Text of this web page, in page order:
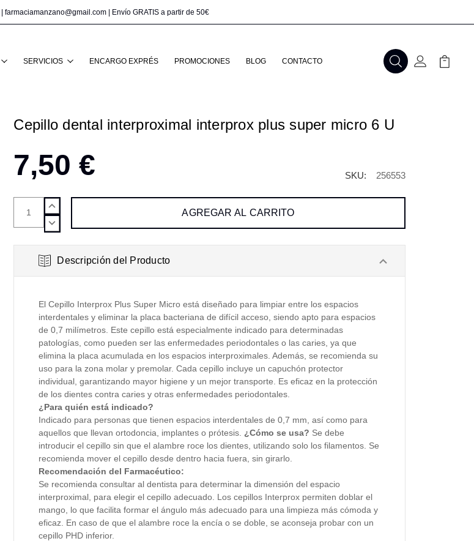
farmaciamanzano@gmail.com | Envío GRATIS a partir de 50€
SERVICIOS ENCARGO EXPRÉS PROMOCIONES BLOG CONTACTO BuscarMi Cuenta
Mi
Cepillo dental interproximal interprox plus super micro 6 U
7,50 €
AUMENTAR
CANTIDAD:
DISMINUIR
CANTIDAD:
SKU: 256553
Descripción del Producto
El Cepillo Interprox Plus Super Micro está diseñado para limpiar entre los espacios
interdentales y eliminar la placa bacteriana de difícil acceso, siendo apto para espacios
de 0,7 milímetros. Este cepillo está especialmente indicado para determinadas
patologías, como pueden ser las enfermedades periodontales o las caries, ya que
elimina la placa acumulada en los espacios interproximales. Además, se recomienda su
uso para la zona molar y premolar. Cada cepillo incluye un capuchón protector
individual, garantizando mayor higiene y un mejor transporte. Es eficaz en la protección
de los dientes contra caries y otras enfermedades periodontales.
¿Para quién está indicado?
Indicado para personas que tienen espacios interdentales de 0,7 mm, así como para
aquellos que llevan ortodoncia, implantes o prótesis. ¿Cómo se usa? Se debe
introducir el cepillo sin que el alambre roce los dientes, utilizando solo los filamentos. Se
recomienda mover el cepillo desde dentro hacia fuera, sin girarlo.
Recomendación del Farmacéutico:
Se recomienda consultar al dentista para determinar la dimensión del espacio
interproximal, para elegir el cepillo adecuado. Los cepillos Interprox permiten doblar el
mango, lo que facilita formar el ángulo más adecuado para una limpieza más cómoda y
eficaz. En caso de que el alambre roce la encía o se doble, se aconseja probar con un
cepillo PHD inferior.